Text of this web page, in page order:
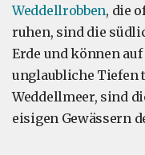
Weddellrobben, die
ruhen, sind die
Erde und können
unglaubliche Tiefen
Weddellmeer, sind
eisigen Gewässern